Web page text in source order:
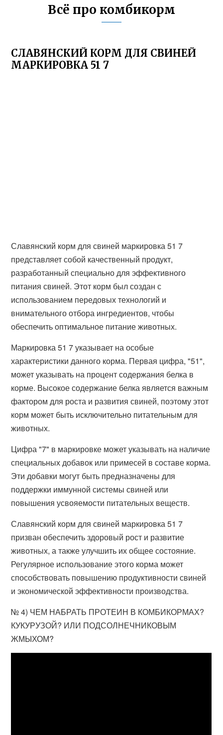
Всё про комбикорм
СЛАВЯНСКИЙ КОРМ ДЛЯ СВИНЕЙ
МАРКИРОВКА 51 7
Славянский корм для свиней маркировка 51 7
представляет собой качественный продукт,
разработанный специально для эффективного
питания свиней. Этот корм был создан с
использованием передовых технологий и
внимательного отбора ингредиентов, чтобы
обеспечить оптимальное питание животных.
Маркировка 51 7 указывает на особые
характеристики данного корма. Первая цифра, "51",
может указывать на процент содержания белка в
корме. Высокое содержание белка является важным
фактором для роста и развития свиней, поэтому этот
корм может быть исключительно питательным для
животных.
Цифра "7" в маркировке может указывать на наличие
специальных добавок или примесей в составе корма.
Эти добавки могут быть предназначены для
поддержки иммунной системы свиней или
повышения усвояемости питательных веществ.
Славянский корм для свиней маркировка 51 7
призван обеспечить здоровый рост и развитие
животных, а также улучшить их общее состояние.
Регулярное использование этого корма может
способствовать повышению продуктивности свиней
и экономической эффективности производства.
№ 4) ЧЕМ НАБРАТЬ ПРОТЕИН В КОМБИКОРМАХ?
КУКУРУЗОЙ? ИЛИ ПОДСОЛНЕЧНИКОВЫМ
ЖМЫХОМ?